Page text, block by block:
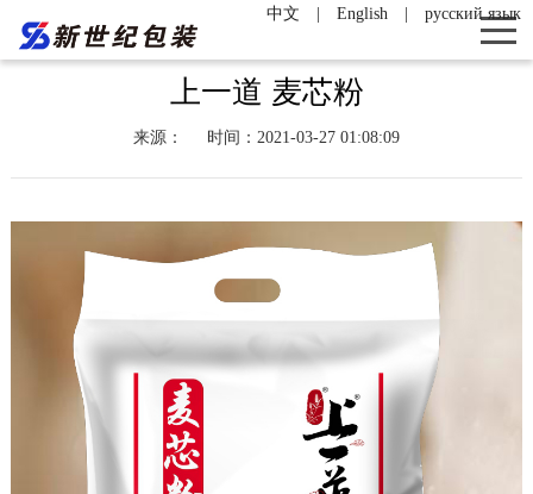
中文 English русский язык
上一道 麦芯粉
来源： 时间：2021-03-27 01:08:09